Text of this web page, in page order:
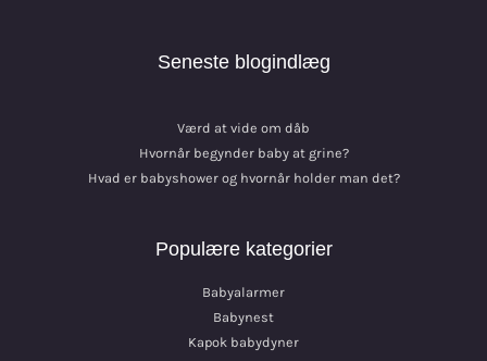
Seneste blogindlæg
Værd at vide om dåb
Hvornår begynder baby at grine?
Hvad er babyshower og hvornår holder man det?
Populære kategorier
Babyalarmer
Babynest
Kapok babydyner